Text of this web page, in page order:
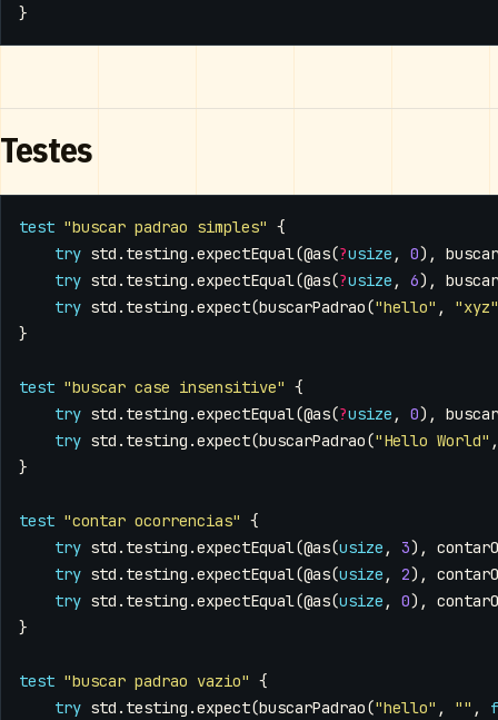
}
Testes
test "buscar padrao simples" {
try std . testing .expectEqual(@as(?usize , 0),
try std . testing .expectEqual(@as(?usize , 6),
try std . testing .expect(buscarPadrao("hello" ,
"xyz"
}
test "buscar case insensitive" {
try std . testing .expectEqual(@as(?usize , 0),
try std . testing .expect(buscarPadrao("Hello World" ,
}
test "contar ocorrencias" {
try std . testing .expectEqual(@as(usize , 3),
try std . testing .expectEqual(@as(usize , 2),
try std . testing .expectEqual(@as(usize , 0),
}
test "buscar padrao vazio" {
try std . testing .expect(buscarPadrao("hello" , "" ,